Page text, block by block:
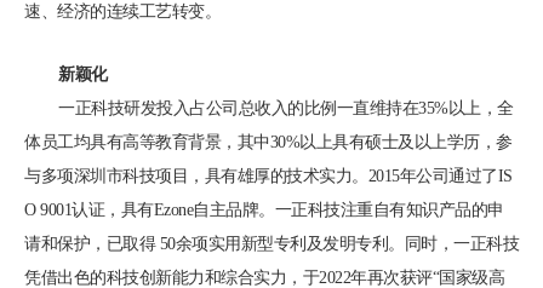
速、经济的连续工艺转变。
新颖化
一正科技研发投入占公司总收入的比例一直维持在35%以上，全
体员工均具有高等教育背景，其中30%以上具有硕士及以上学历，参
与多项深圳市科技项目，具有雄厚的技术实力。2015年公司通过了IS
O 9001认证，具有Ezone自主品牌。一正科技注重自有知识产品的申
请和保护，已取得 50余项实用新型专利及发明专利。同时，一正科技
凭借出色的科技创新能力和综合实力，于2022年再次获评“国家级高